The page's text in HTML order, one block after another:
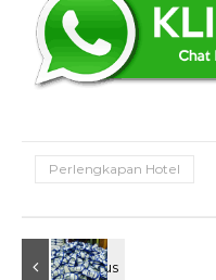
Perlengkapan Hotel